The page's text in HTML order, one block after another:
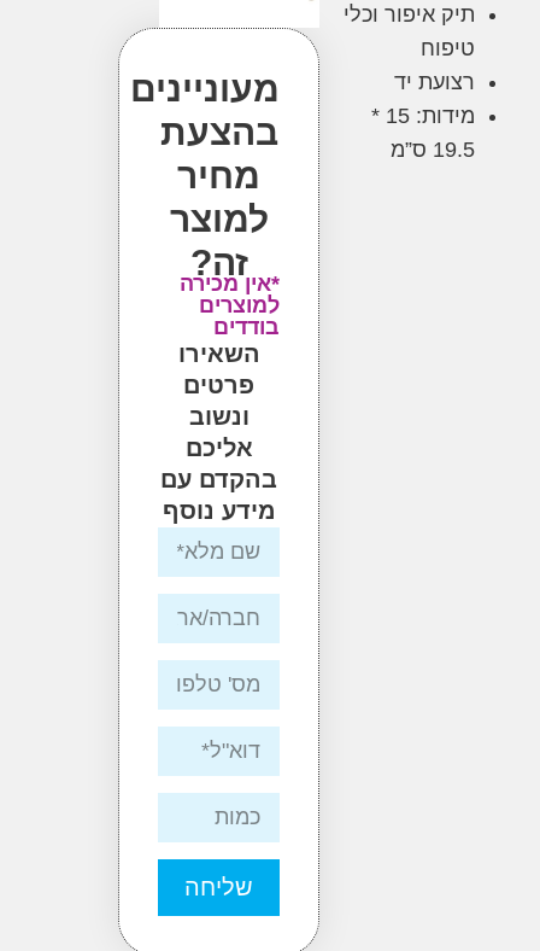
תיק איפור וכלי
רצועת יד
מידות: 15 *
מעוניינים
בהצעת
מחיר
למוצר
*אין מכירה
למוצרים
בודדים
השאירו
פרטים
אליכם
בהקדם עם
מידע נוסף
שליחה